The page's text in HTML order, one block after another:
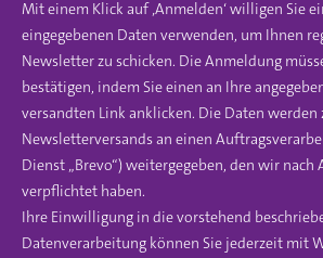
Mit einem Klick auf ‚Anmelden‘ willigen Sie
eingegebenen Daten verwenden, um Ihnen
Newsletter zu schicken. Die Anmeldung
bestätigen, indem Sie einen an Ihre
versandten Link anklicken. Die Daten werden
Newsletterversands an einen
Dienst „Brevo“) weitergegeben, den wir nach
verpflichtet haben.
Ihre Einwilligung in die vorstehend
Datenverarbeitung können Sie jederzeit mit